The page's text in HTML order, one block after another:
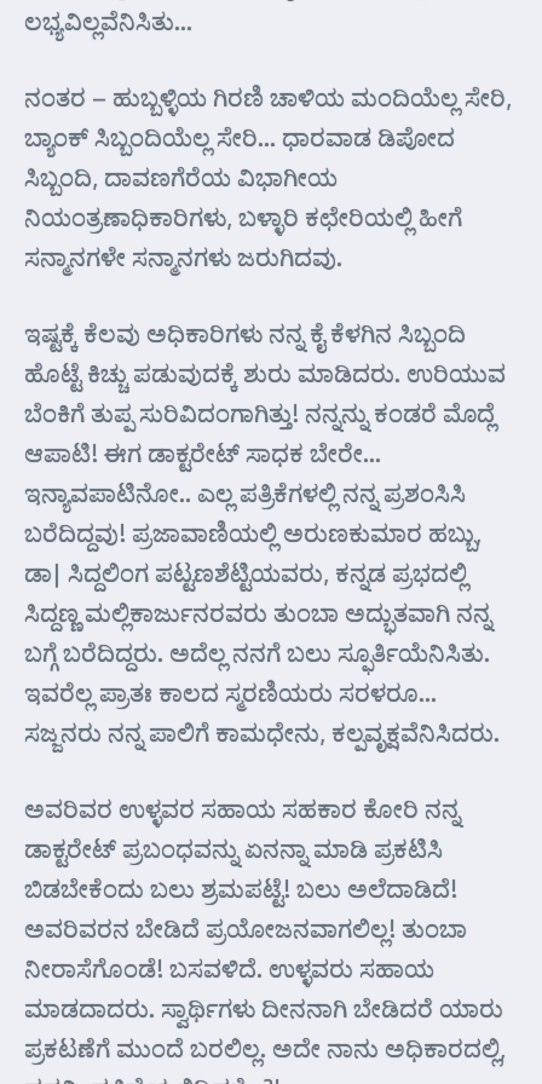
ಲಭ್ಯವಿಲ್ಲವೆನಿಸಿತು…
ನಂತರ – ಹುಬ್ಬಳ್ಳಿಯ ಗಿರಣಿ ಚಾಳಿಯ ಮಂದಿಯೆಲ್ಲ ಸೇರಿ,
ಬ್ಯಾಂಕ್ ಸಿಬ್ಬಂದಿಯೆಲ್ಲ ಸೇರಿ… ಧಾರವಾಡ ಡಿಪೋದ
ಸಿಬ್ಬಂದಿ, ದಾವಣಗೆರೆಯ ವಿಭಾಗೀಯ
ನಿಯಂತ್ರಣಾಧಿಕಾರಿಗಳು, ಬಳ್ಳಾರಿ ಕಛೇರಿಯಲ್ಲಿ ಹೀಗೆ
ಸನ್ಮಾನಗಳೇ ಸನ್ಮಾನಗಳು ಜರುಗಿದವು.
ಇಷ್ಟಕ್ಕೆ ಕೆಲವು ಅಧಿಕಾರಿಗಳು ನನ್ನ ಕೈ ಕೆಳಗಿನ ಸಿಬ್ಬಂದಿ
ಹೊಟ್ಟೆ ಕಿಚ್ಚು ಪಡುವುದಕ್ಕೆ ಶುರು ಮಾಡಿದರು. ಉರಿಯುವ
ಬೆಂಕಿಗೆ ತುಪ್ಪ ಸುರಿವಿದಂಗಾಗಿತ್ತು! ನನ್ನನ್ನು ಕಂಡರೆ ಮೊದ್ಲೆ
ಆಪಾಟಿ! ಈಗ ಡಾಕ್ಟರೇಟ್ ಸಾಧಕ ಬೇರೇ…
ಇನ್ಯಾವಪಾಟಿನೋ.. ಎಲ್ಲ ಪತ್ರಿಕೆಗಳಲ್ಲಿ ನನ್ನ ಪ್ರಶಂಸಿಸಿ
ಬರೆದಿದ್ದವು! ಪ್ರಜಾವಾಣಿಯಲ್ಲಿ ಅರುಣಕುಮಾರ ಹಬ್ಬು,
ಡಾ| ಸಿದ್ದಲಿಂಗ ಪಟ್ಟಣಶೆಟ್ಟಿಯವರು, ಕನ್ನಡ ಪ್ರಭದಲ್ಲಿ
ಸಿದ್ದಣ್ಣ ಮಲ್ಲಿಕಾರ್ಜುನರವರು ತುಂಬಾ ಅದ್ಭುತವಾಗಿ ನನ್ನ
ಬಗ್ಗೆ ಬರೆದಿದ್ದರು. ಅದೆಲ್ಲ ನನಗೆ ಬಲು ಸ್ಫೂರ್ತಿಯೆನಿಸಿತು.
ಇವರೆಲ್ಲ ಪ್ರಾತಃ ಕಾಲದ ಸ್ಮರಣಿಯರು ಸರಳರೂ…
ಸಜ್ಜನರು ನನ್ನ ಪಾಲಿಗೆ ಕಾಮಧೇನು, ಕಲ್ಪವೃಕ್ಷವೆನಿಸಿದರು.
ಅವರಿವರ ಉಳ್ಳವರ ಸಹಾಯ ಸಹಕಾರ ಕೋರಿ ನನ್ನ
ಡಾಕ್ಟರೇಟ್ ಪ್ರಬಂಧವನ್ನು ಏನನ್ನಾ ಮಾಡಿ ಪ್ರಕಟಿಸಿ
ಬಿಡಬೇಕೆಂದು ಬಲು ಶ್ರಮಪಟ್ಟೆ! ಬಲು ಅಲೆದಾಡಿದೆ!
ಅವರಿವರನ ಬೇಡಿದೆ ಪ್ರಯೋಜನವಾಗಲಿಲ್ಲ! ತುಂಬಾ
ನೀರಾಸೆಗೊಂಡೆ! ಬಸವಳಿದೆ. ಉಳ್ಳವರು ಸಹಾಯ
ಮಾಡದಾದರು. ಸ್ವಾರ್ಥಿಗಳು ದೀನನಾಗಿ ಬೇಡಿದರೆ ಯಾರು
ಪ್ರಕಟಣೆಗೆ ಮುಂದೆ ಬರಲಿಲ್ಲ. ಅದೇ ನಾನು ಅಧಿಕಾರದಲ್ಲಿ,